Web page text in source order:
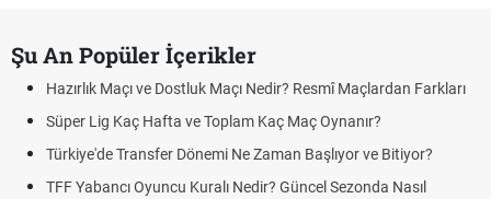
Şu An Popüler İçerikler
Hazırlık Maçı ve Dostluk Maçı Nedir? Resmî Maçlardan Farkları
Süper Lig Kaç Hafta ve Toplam Kaç Maç Oynanır?
Türkiye'de Transfer Dönemi Ne Zaman Başlıyor ve Bitiyor?
TFF Yabancı Oyuncu Kuralı Nedir? Güncel Sezonda Nasıl